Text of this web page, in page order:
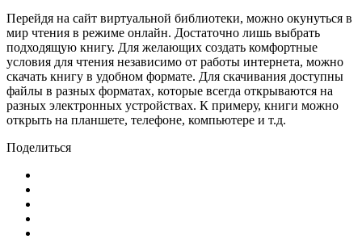
Перейдя на сайт виртуальной библиотеки, можно окунуться в
мир чтения в режиме онлайн. Достаточно лишь выбрать
подходящую книгу. Для желающих создать комфортные
условия для чтения независимо от работы интернета, можно
скачать книгу в удобном формате. Для скачивания доступны
файлы в разных форматах, которые всегда открываются на
разных электронных устройствах. К примеру, книги можно
открыть на планшете, телефоне, компьютере и т.д.
Поделиться